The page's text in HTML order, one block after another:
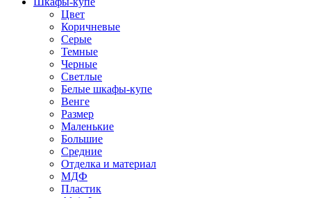
Цвет
Коричневые
Серые
Темные
Черные
Светлые
Белые шкафы-купе
Венге
Размер
Маленькие
Большие
Средние
Отделка и материал
МДФ
Пластик